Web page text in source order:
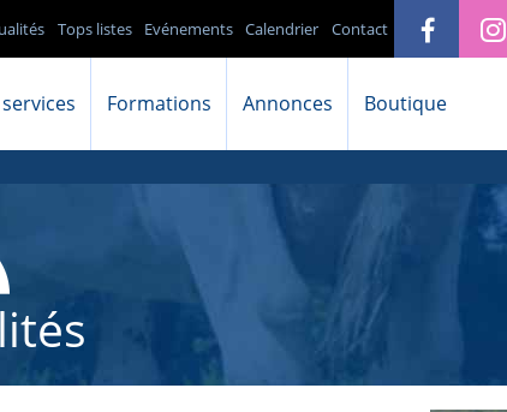
Contact
Calendrier
Evénements
Tops listes
Formations Annonces Boutique